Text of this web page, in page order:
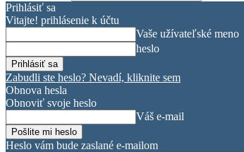
Prihlásiť sa
Vitajte! prihlásenie k účtu
Vaše užívateľské meno
heslo
Zabudli ste heslo? Nevadí, kliknite sem
Obnova hesla
Obnoviť svoje heslo
Váš e-mail
Heslo vám bude zaslané e-mailom